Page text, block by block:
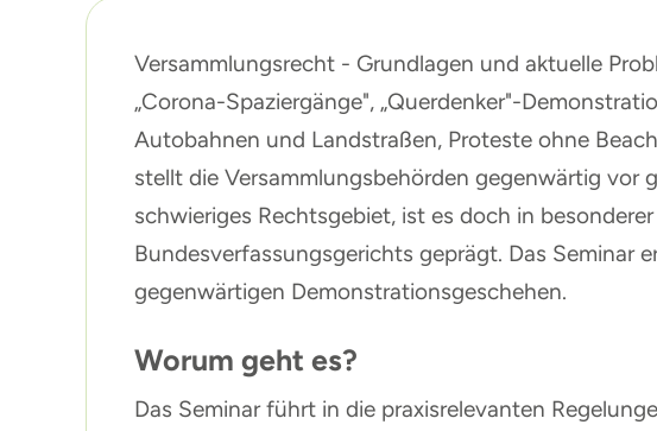
Versammlungsrecht - Grundlagen und aktuelle
„Corona-Spaziergänge", „Querdenker"-
Autobahnen und Landstraßen, Proteste ohne
stellt die Versammlungsbehörden gegenwärtig vor
schwieriges Rechtsgebiet, ist es doch in
Bundesverfassungsgerichts geprägt. Das Seminar
gegenwärtigen Demonstrationsgeschehen.
Worum geht es?
Das Seminar führt in die praxisrelevanten